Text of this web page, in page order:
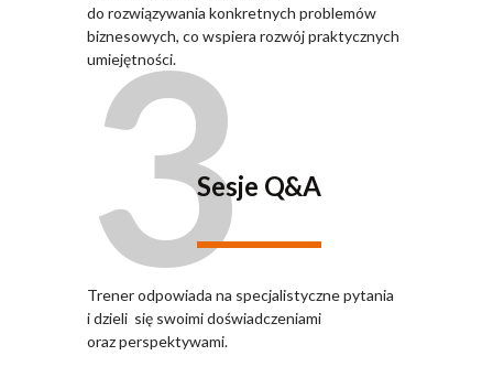
do rozwiązywania konkretnych problemów
biznesowych, co wspiera rozwój praktycznych
umiejętności.
3Sesje Q&A
Trener odpowiada na specjalistyczne pytania
i dzieli się swoimi doświadczeniami
oraz perspektywami.